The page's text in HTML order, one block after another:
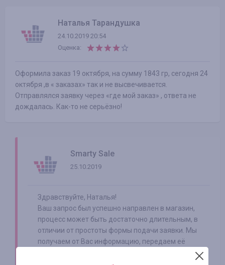
Наталья Тарандушка
24.10.2019 20:54
Оценка:
Оформила заказ 19 октября, на сумму 1843 гр, сегодня 24
октября ,в « заказах» так и не высвечивается.
Отправлялся заявку через «где мой заказ» , ответа не
дождалась. Как-то не серьёзно!
Smarty Sale
25.10.2019
Здравствуйте, Наталья!
Ваш запрос был успешно направлен в магазин,
процесс может быть достаточно длительным, в
отличии от простоты формы подачи заявки. Мы
получаем от Вас информацию, передаем её